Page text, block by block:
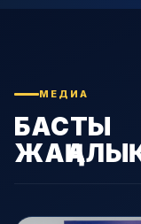
МЕДИА
БАСТЫ